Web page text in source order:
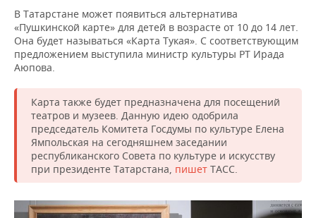
ТЕЛЕКОММУНИКАЦИИ
БИЗНЕС-БРАНЧИ
ONLINE-КОНФЕРЕНЦИИ
ФУТБОЛ
ХОККЕЙ
ВОЛЕЙБОЛ
КИБЕРСПОРТ
ФИГУРНОЕ КАТАНИЕ
ВОДНЫЕ ВИДЫ СПОРТА
НОВОСТИ ОБЩЕСТВА
ВЛАСТЬ
ИСТОРИЯ
КУЛЬТУРА
МЕДИЦИНА
ОБРАЗОВАНИЕ
ФОТОГАЛЕРЕЯ
СЮЖЕТЫ
СПИСОК ПЕРСОН
СПИСОК КОМПАНИЙ
ПОЛНАЯ ВЕРСИЯ
В Татарстане может появиться альтернатива
«Пушкинской карте» для детей в возрасте от 10 до 14 лет.
Она будет называться «Карта Тукая». С соответствующим
предложением выступила министр культуры РТ Ирада
Аюпова.
Карта также будет предназначена для посещений
театров и музеев. Данную идею одобрила
председатель Комитета Госдумы по культуре Елена
Ямпольская на сегодняшнем заседании
республиканского Совета по культуре и искусству
при президенте Татарстана, пишет ТАСС.